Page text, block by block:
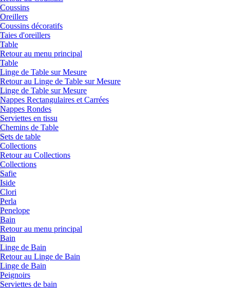
Coussins
Oreillers
Coussins décoratifs
Taies d'oreillers
Table
Retour au menu principal
Table
Linge de Table sur Mesure
Retour au Linge de Table sur Mesure
Linge de Table sur Mesure
Nappes Rectangulaires et Carrées
Nappes Rondes
Serviettes en tissu
Chemins de Table
Sets de table
Collections
Retour au Collections
Collections
Safie
Iside
Clori
Perla
Penelope
Bain
Retour au menu principal
Bain
Linge de Bain
Retour au Linge de Bain
Linge de Bain
Peignoirs
Serviettes de bain